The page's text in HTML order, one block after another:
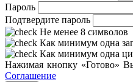
Пароль
Подтвердите пароль
Не менее 8 символов
Как минимум одна
Как минимум одна
Нажимая кнопку «Готово»
Соглашение